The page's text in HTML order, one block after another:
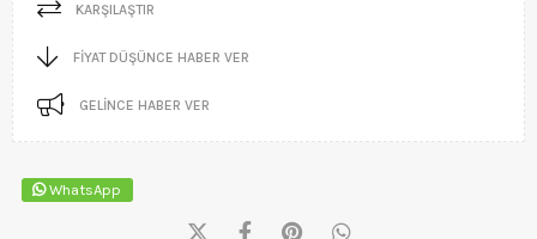
KARŞILAŞTIR
FIYAT DÜŞÜNCE HABER VER
GELINCE HABER VER
WhatsApp